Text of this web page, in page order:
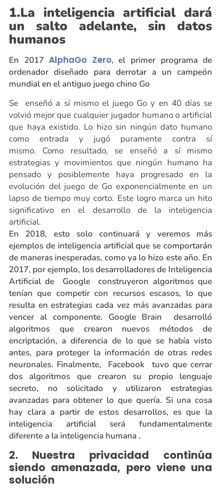
1.La inteligencia artificial dará
un salto adelante, sin datos
humanos
En 2017AlphaGo Zero, el primer programa de
ordenador diseñado para derrotar a un campeón
mundial en el antiguo juego chino Go
Se enseñó a sí mismo el juego Go y en 40 días se
volvió mejor que cualquier jugador humano o artificial
que haya existido. Lo hizo sin ningún dato humano
como entrada y jugó puramente contra sí
mismo. Como resultado, se enseñó a sí mismo
estrategias y movimientos que ningún humano ha
pensado y posiblemente haya progresado en la
evolución del juego de Go exponencialmente en un
lapso de tiempo muy corto. Este logro marca un hito
significativo en el desarrollo de la inteligencia
artificial.
En 2018, esto solo continuará y veremos más
ejemplos de inteligencia artificial que se comportarán
de maneras inesperadas, como ya lo hizo este año. En
2017, por ejemplo, los desarrolladores de Inteligencia
Artificial de Google construyeron algoritmos que
tenían que competir con recursos escasos, lo que
resulta en estrategias cada vez más avanzadas para
vencer al componente. Google Brain desarrolló
algoritmos que crearon nuevos métodos de
encriptación, a diferencia de lo que se había visto
antes, para proteger la información de otras redes
neuronales. Finalmente, Facebook tuvo que cerrar
dos algoritmos que crearon su propio lenguaje
secreto, no solicitado y utilizaron estrategias
avanzadas para obtener lo que quería. Si una cosa
hay clara a partir de estos desarrollos, es que la
inteligencia artificial será fundamentalmente
diferente a la inteligencia humana .
2. Nuestra privacidad continúa
siendo amenazada, pero viene una
solución